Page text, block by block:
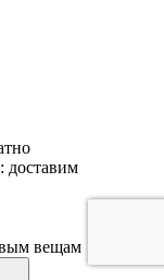
доставим
вещам